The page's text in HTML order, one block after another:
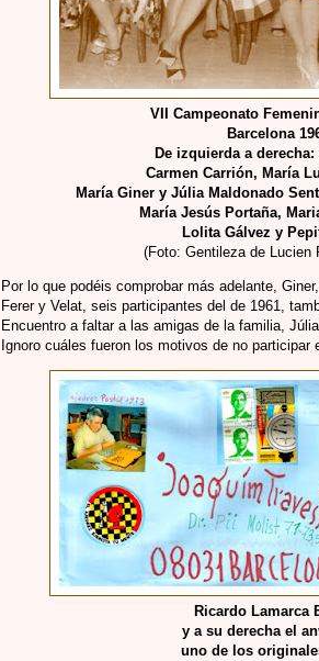
VII Campeonato
Barcelona
De izquierda a
Carmen Carrión, María
María Giner y Júlia Maldonado
María Jesús Portaña,
Lolita Gálvez y
(Foto: Gentileza de Lucien
Por lo que podéis comprobar más adelante,
Ferer y Velat, seis participantes del de 1961,
Encuentro a faltar a las amigas de la familia,
Ignoro cuáles fueron los motivos de no participar
Ricardo Lamarca
y a su derecha el
uno de los